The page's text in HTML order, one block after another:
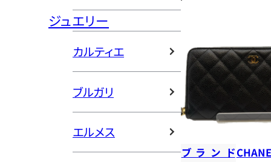
ジュエリー
カルティエ
ブルガリ
エルメス
ブランド